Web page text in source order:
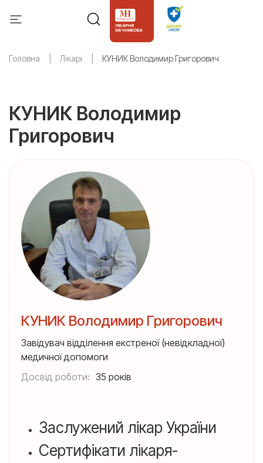
Головна Лікарі КУНИК Володимир Григорович
КУНИК Володимир
Григорович
КУНИК Володимир Григорович
Завідувач відділення екстреної (невідкладної)
медичної допомоги
Досвід роботи: 35 років
Заслужений лікар України
Сертифікати лікаря-